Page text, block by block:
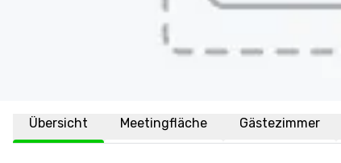
Übersicht Meetingfläche Gästezimmer